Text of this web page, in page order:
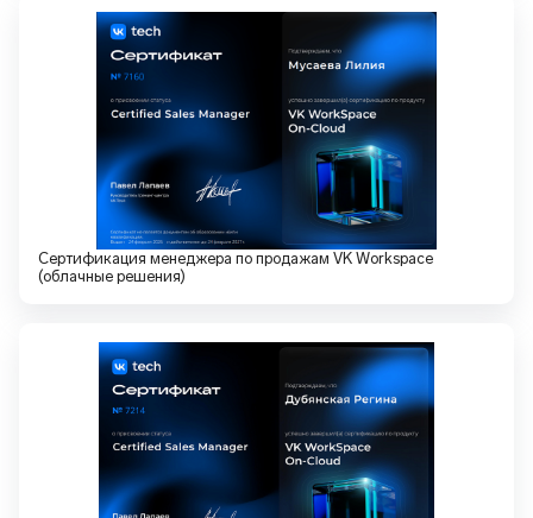
Сертификация менеджера по продажам VK Workspace
(облачные решения)